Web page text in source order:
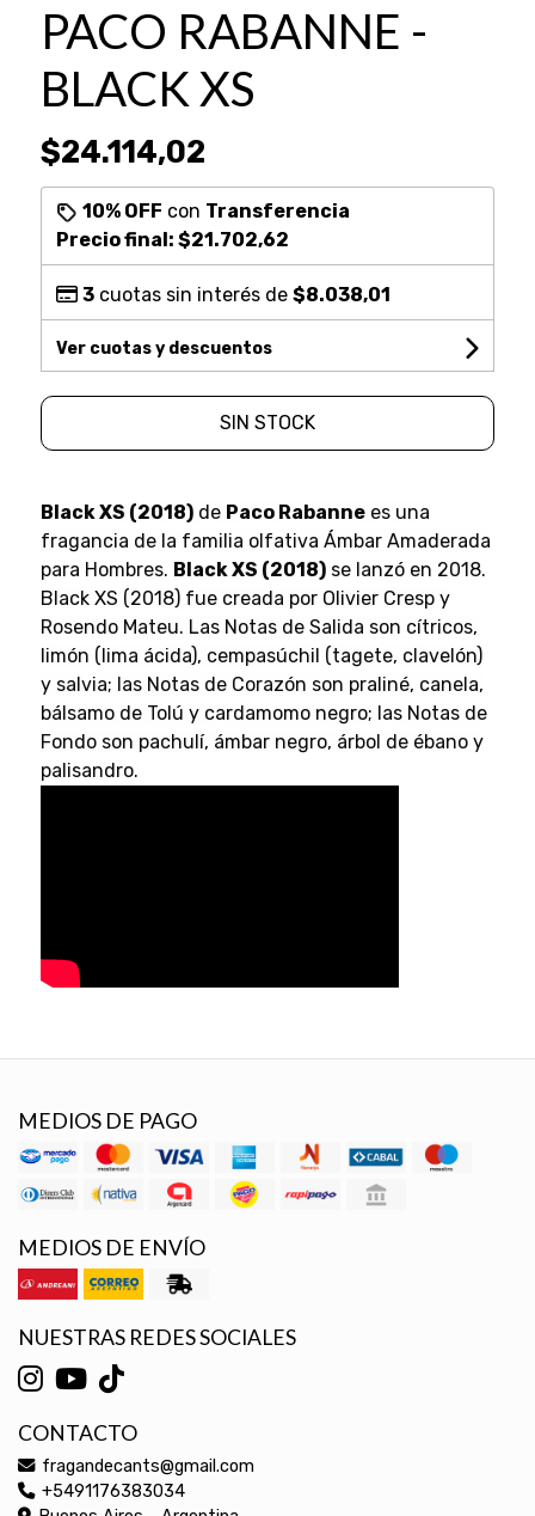
PACO RABANNE -
BLACK XS
$24.114,02
10% OFF con Transferencia
Precio final: $21.702,62
3cuotas sin interés de $8.038,01
Ver cuotas y descuentos
SIN STOCK
Black XS (2018)de Paco Rabannees una
fragancia de la familia olfativa Ámbar Amaderada
para Hombres. Black XS (2018)se lanzó en 2018.
Black XS (2018) fue creada por Olivier Cresp y
Rosendo Mateu. Las Notas de Salida son cítricos,
limón (lima ácida), cempasúchil (tagete, clavelón)
y salvia; las Notas de Corazón son praliné, canela,
bálsamo de Tolú y cardamomo negro; las Notas de
Fondo son pachulí, ámbar negro, árbol de ébano y
palisandro.
MEDIOS DE PAGO
MEDIOS DE ENVÍO
NUESTRAS REDES SOCIALES
CONTACTO
fragandecants@gmail.com
+5491176383034